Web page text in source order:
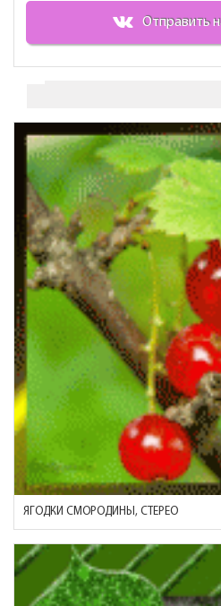
Отправить
ЯГОДКИ СМОРОДИНЫ, СТЕРЕО